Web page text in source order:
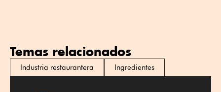
Temas relacionados
Industria restaurantera Ingredientes